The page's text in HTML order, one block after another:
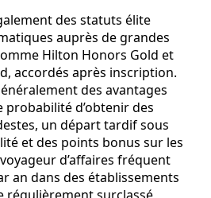
des statuts élite
auprès de grandes
Hilton Honors Gold et
accordés après inscription.
des avantages
probabilité d’obtenir des
un départ tardif sous
et des points bonus sur les
d’affaires fréquent
an dans des établissements